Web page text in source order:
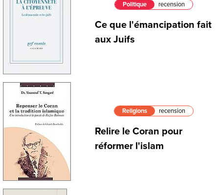
Politique recension
Ce que l'émancipation fait
aux Juifs
Religions recension
Relire le Coran pour
réformer l'islam